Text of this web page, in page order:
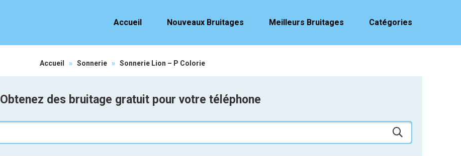
Accueil Nouveaux Bruitages Meilleurs Bruitages Catégories
Accueil » Sonnerie » Sonnerie Lion – P Colorie
Obtenez des bruitage gratuit pour votre téléphone